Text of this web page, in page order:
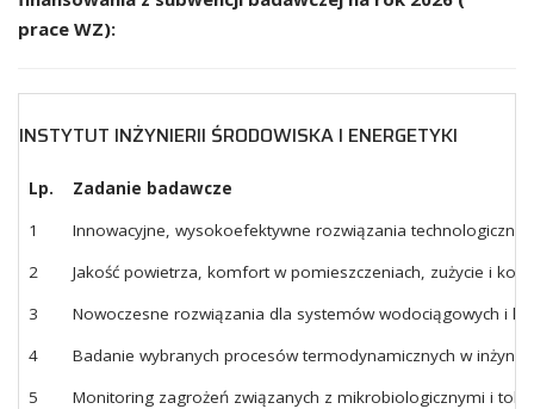
prace WZ):
INSTYTUT INŻYNIERII ŚRODOWISKA I ENERGETYKI
Lp.
Zadanie badawcze
1
Innowacyjne, wysokoefektywne rozwiązania
2
Jakość powietrza, komfort w pomieszczeniach, zużycie i
3
Nowoczesne rozwiązania dla systemów wodociągowych i
4
Badanie wybranych procesów termodynamicznych w
5
Monitoring zagrożeń związanych z mikrobiologicznymi i